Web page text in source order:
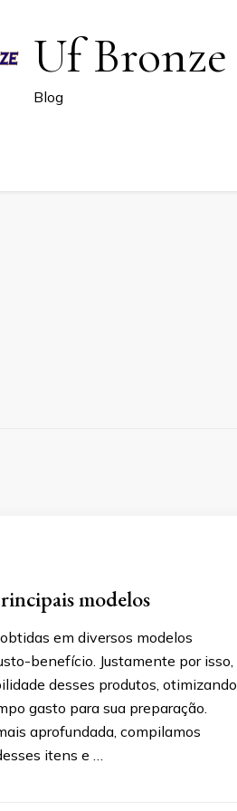
Uf Bronze
Blog
modelos
em diversos modelos
benefício. Justamente por isso,
desses produtos, otimizando
gasto para sua preparação.
aprofundada, compilamos
itens e …